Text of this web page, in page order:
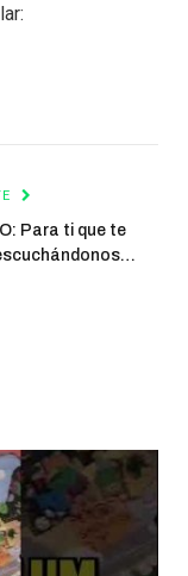
Para ti que te